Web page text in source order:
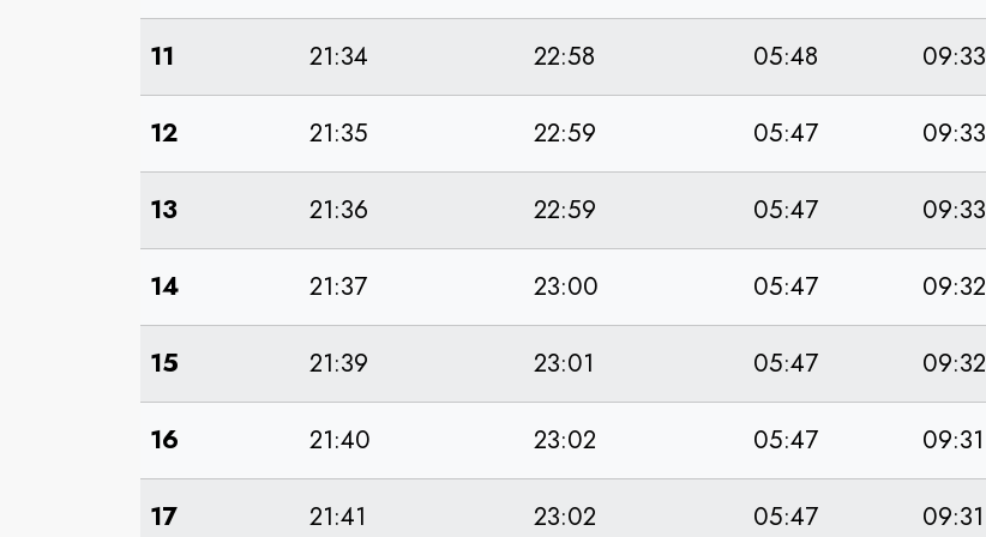
11 21:34 22:58 05:48 09:33
12 21:35 22:59 05:47 09:33
13 21:36 22:59 05:47 09:33
14 21:37 23:00 05:47 09:32
15 21:39 23:01 05:47 09:32
16 21:40 23:02 05:47 09:31
17 21:41 23:02 05:47 09:31